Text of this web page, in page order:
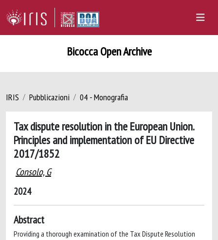
Bicocca Open Archive
IRIS Pubblicazioni 04 - Monografia
Tax dispute resolution in the European Union.
Principles and implementation of EU Directive
2017/1852
Consolo, G
2024
Abstract
Providing a thorough examination of the Tax Dispute Resolution